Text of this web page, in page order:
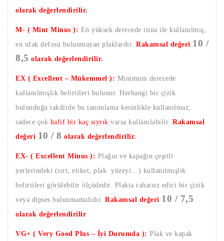
olarak değerlendirilir.
M- ( Mint Minus ): En yüksek derecede itina ile kullanılmış,
en ufak defosu bulunmayan plaklardır. Rakamsal değeri 10 /
8,5 olarak değerlendirilir.
EX ( Excellent – Mükemmel ): Minimum derecede
kullanılmışlık belirtileri bulunur. Herhangi bir çizik
bulunduğu takdirde bu tanımlama kesinlikle kullanılmaz;
sadece çok hafif bir kaç sıyrık varsa kullanılabilir. Rakamsal
değeri 10 / 8 olarak değerlendirilir.
EX- ( Excellent Minus ): Plağın ve kapağın çeşitli
yerlerindeki (sırt, etiket, plak yüzeyi…) kullanılmışlık
belirtileri görülebilir ölçüdedir. Plakta rahatsız edici bir çizik
veya dipses bulunmamalıdır. Rakamsal değeri 10 / 7,5
olarak değerlendirilir
VG+ ( Very Good Plus – İyi Durumda ): Plak ve kapak